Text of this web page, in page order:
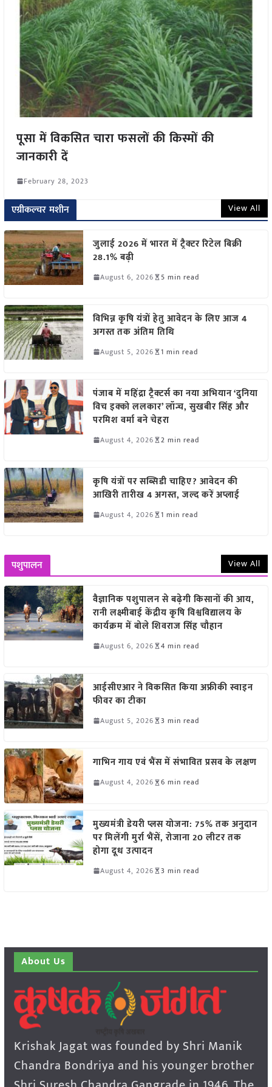
पूसा में विकसित चारा फसलों की किस्मों की
जानकारी दें
February 28, 2023
एग्रीकल्चर मशीन View All
जुलाई 2026 में भारत में ट्रैक्टर रिटेल बिक्री
28.1% बढ़ी
August 6, 2026 5 min read
विभिन्न कृषि यंत्रों हेतु आवेदन के लिए आज 4
अगस्त तक अंतिम तिथि
August 5, 2026 1 min read
पंजाब में महिंद्रा ट्रैक्टर्स का नया अभियान ‘दुनिया
विच इक्को ललकार’ लॉन्च, सुखबीर सिंह और
परमिश वर्मा बने चेहरा
August 4, 2026 2 min read
कृषि यंत्रों पर सब्सिडी चाहिए? आवेदन की
आखिरी तारीख 4 अगस्त, जल्द करें अप्लाई
August 4, 2026 1 min read
पशुपालन View All
वैज्ञानिक पशुपालन से बढ़ेगी किसानों की आय,
रानी लक्ष्मीबाई केंद्रीय कृषि विश्वविद्यालय के
कार्यक्रम में बोले शिवराज सिंह चौहान
August 6, 2026 4 min read
आईसीएआर ने विकसित किया अफ्रीकी स्वाइन
फीवर का टीका
August 5, 2026 3 min read
गाभिन गाय एवं भैंस में संभावित प्रसव के लक्षण
August 4, 2026 6 min read
मुख्यमंत्री डेयरी प्लस योजना: 75% तक अनुदान
पर मिलेंगी मुर्रा भैंसें, रोजाना 20 लीटर तक
होगा दूध उत्पादन
August 4, 2026 3 min read
About Us
Krishak Jagat was founded by Shri Manik
Chandra Bondriya and his younger brother